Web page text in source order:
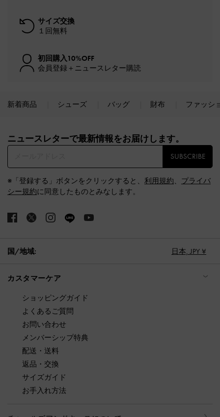
サイズ交換
１回無料
初回購入10%OFF
会員登録＋ニュースレター購読
新着商品 シューズ バッグ 財布 ファッシ
ニュースレターで最新情報をお届けします。​
SUBSCRIBE
※「登録する」ボタンをクリックすると、 利用規約、 プライバ
シー規約に同意したものとみなします。
国/地域: 日本, JPY ¥
カスタマーケア
ショッピングガイド
よくあるご質問
お問い合わせ
メンバーシップ特典
配送・送料
返品・交換
サイズガイド
お手入れ方法